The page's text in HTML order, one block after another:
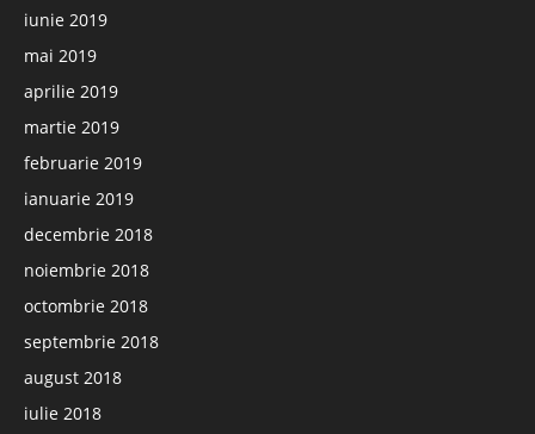
iunie 2019
mai 2019
aprilie 2019
martie 2019
februarie 2019
ianuarie 2019
decembrie 2018
noiembrie 2018
octombrie 2018
septembrie 2018
august 2018
iulie 2018